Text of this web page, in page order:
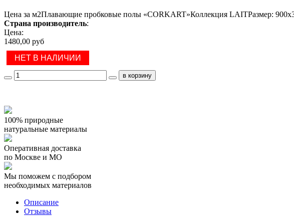
Цена за м2Плавающие пробковые полы «CORKART»Коллекция LAITРазмер:
Страна производитель:
Цена:
1480,00 руб
НЕТ В НАЛИЧИИ
100% природные
натуральные материалы
Оперативная доставка
по Москве и МО
Мы поможем с подбором
необходимых материалов
Описание
Отзывы